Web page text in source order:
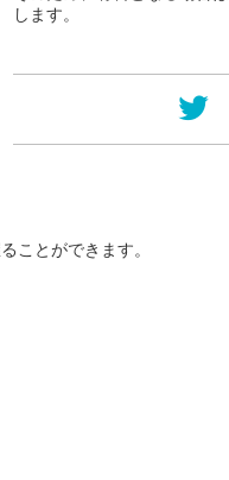
します。
ことができます。